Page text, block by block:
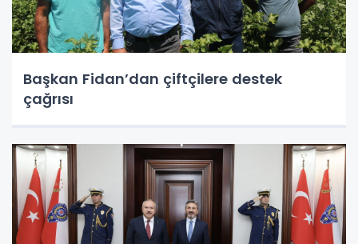
Başkan Fidan’dan çiftçilere destek
çağrısı